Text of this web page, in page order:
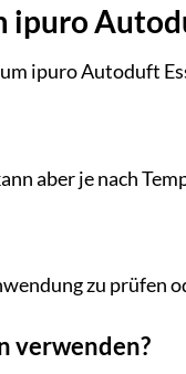
ipuro
ipuro Autoduft
aber je nach
zu prüfen
verwenden?